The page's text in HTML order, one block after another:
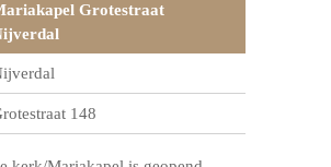
Grotestraat
148